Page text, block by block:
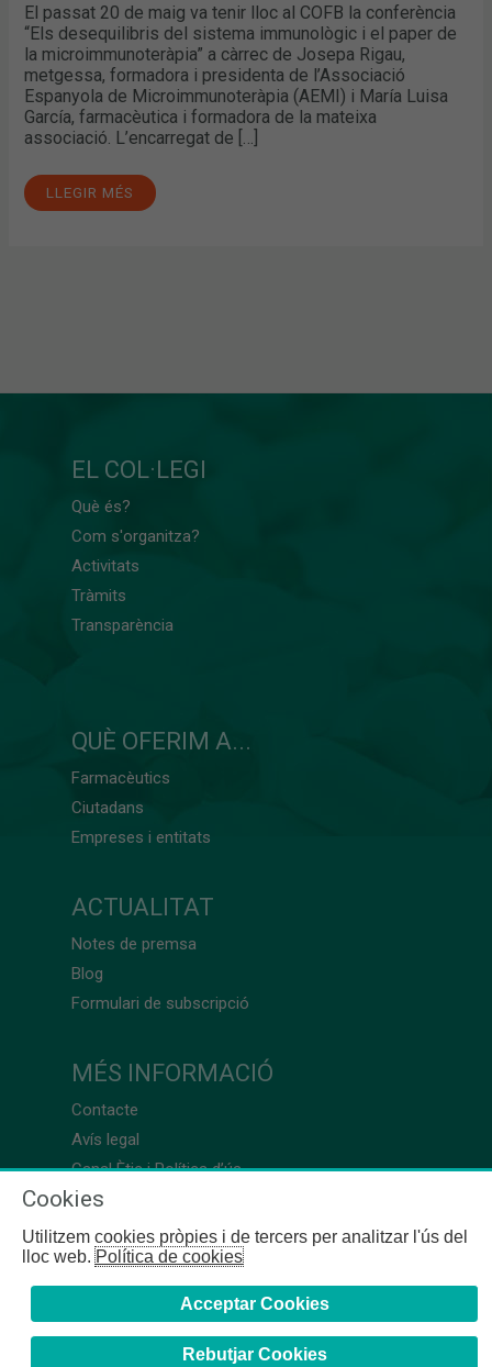
El passat 20 de maig va tenir lloc al COFB la conferència
“Els desequilibris del sistema immunològic i el paper de
la microimmunoteràpia” a càrrec de Josepa Rigau,
metgessa, formadora i presidenta de l’Associació
Espanyola de Microimmunoteràpia (AEMI) i María Luisa
García, farmacèutica i formadora de la mateixa
associació. L’encarregat de […]
LLEGIR MÉS
EL COL·LEGI
Què és?
Com s'organitza?
Activitats
Tràmits
Transparència
QUÈ OFERIM A...
Farmacèutics
Ciutadans
Empreses i entitats
ACTUALITAT
Notes de premsa
Blog
Formulari de subscripció
MÉS INFORMACIÓ
Contacte
Avís legal
Canal Ètic i Política d’ús
Cookies
Utilitzem cookies pròpies i de tercers per analitzar l'ús del
lloc web.Política de cookies
Acceptar Cookies
Rebutjar Cookies